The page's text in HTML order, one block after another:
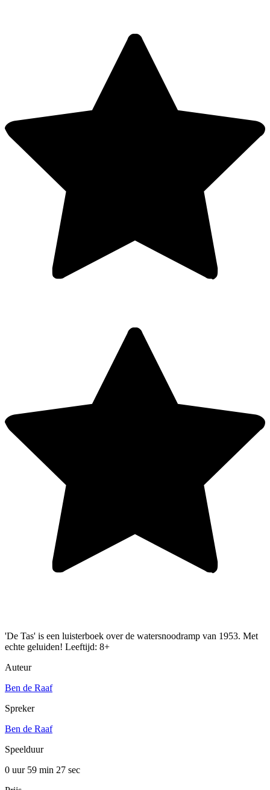
'De Tas' is een luisterboek over de watersnoodramp van 1953. Met
echte geluiden! Leeftijd: 8+
Auteur
Ben de Raaf
Spreker
Ben de Raaf
Speelduur
0 uur 59 min 27 sec